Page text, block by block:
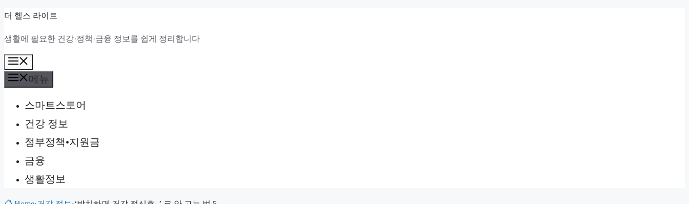
컨
츠
로
건
너
더 헬스 라이트
생활에 필요한 건강·정책·금융 정보를 쉽게 정리합니다
뉴
메뉴
스마트스토어
건강 정보
정부정책•지원금
금융
생활정보